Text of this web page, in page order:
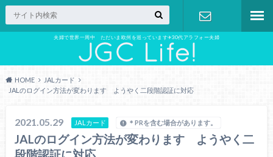
夫婦で世界一周中 ただいま欧州を巡っています✈︎30代アラフォー夫婦
お問い合わ
HOME
JALカード
JALのログイン方法が変わります ようやく二段階認証に対応
2021.05.29 JALカード ＊PRを含む場合があります。
JALのログイン方法が変わります ようやく二
段階認証に対応